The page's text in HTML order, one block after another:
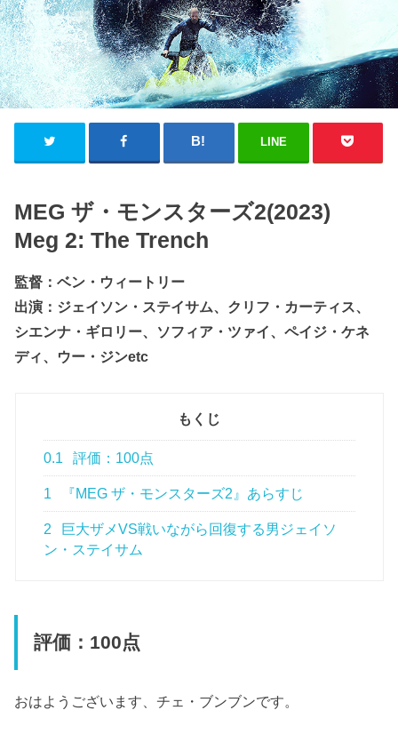
LINE
MEG ザ・モンスターズ2(2023)
Meg 2: The Trench
監督：ベン・ウィートリー
出演：ジェイソン・ステイサム、クリフ・カーティス、
シエンナ・ギロリー、ソフィア・ツァイ、ペイジ・ケネ
ディ、ウー・ジンetc
もくじ
0.1 評価：100点
1 『MEG ザ・モンスターズ2』あらすじ
2
巨大ザメVS戦いながら回復する男ジェイソ
ン・ステイサム
評価：100点
おはようございます、チェ・ブンブンです。